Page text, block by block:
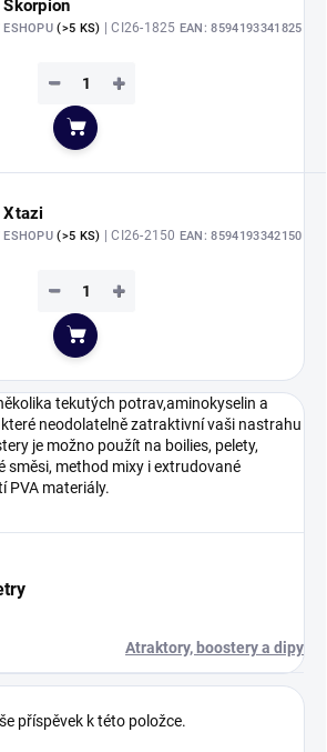
ESHOPU(>5 KS) | CI26-1825 EAN: 8594193341825
+
−
Do košíku
Xtazi
ESHOPU(>5 KS) | CI26-2150 EAN: 8594193342150
+
−
Do košíku
tekutých potrav,aminokyselin a
neodolatelně zatraktivní vaši nastrahu
je možno použít na boilies, pelety,
směsi, method mixy i extrudované
PVA materiály.
Atraktory, boostery a dipy
příspěvek k této položce.